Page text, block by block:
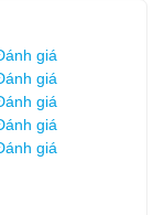
giá
giá
giá
giá
giá